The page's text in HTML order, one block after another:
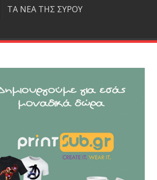
ΤΑ ΝΕΑ ΤΗΣ ΣΥΡΟΥ